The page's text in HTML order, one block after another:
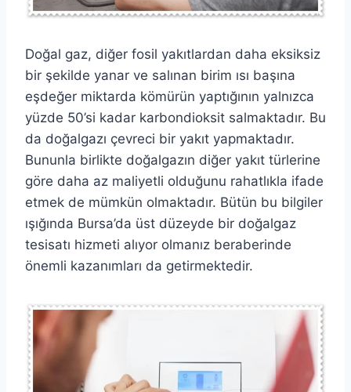
Doğal gaz, diğer fosil yakıtlardan daha eksiksiz
bir şekilde yanar ve salınan birim ısı başına
eşdeğer miktarda kömürün yaptığının yalnızca
yüzde 50’si kadar karbondioksit salmaktadır. Bu
da doğalgazı çevreci bir yakıt yapmaktadır.
Bununla birlikte doğalgazın diğer yakıt türlerine
göre daha az maliyetli olduğunu rahatlıkla ifade
etmek de mümkün olmaktadır. Bütün bu bilgiler
ışığında Bursa’da üst düzeyde bir doğalgaz
tesisatı hizmeti alıyor olmanız beraberinde
önemli kazanımları da getirmektedir.